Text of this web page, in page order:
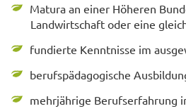
Matura an einer Höheren
Landwirtschaft oder eine
fundierte Kenntnisse im
berufspädagogische
mehrjährige Berufserfahrung